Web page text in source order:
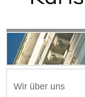
Wir über uns